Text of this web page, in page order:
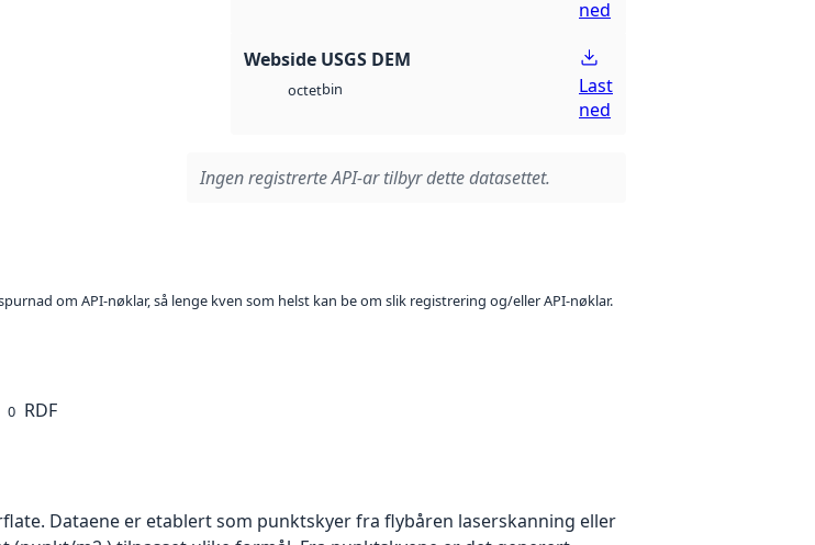
ned
Webside USGS DEM
octetbin
Last
ned
Ingen registrerte API-ar tilbyr dette datasettet.
om API-nøklar, så lenge kven som helst kan be om slik registrering og/eller API-nøklar.
0 RDF
Dataene er etablert som punktskyer fra flybåren laserskanning eller